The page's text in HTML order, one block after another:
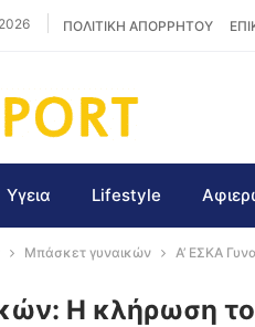
ΠΟΛΙΤΙΚΗ ΑΠΟΡΡΗΤΟΥ
Υγεια Lifestyle
Μπάσκετ γυναικών Α’ ΕΣΚΑ
Η κλήρωση